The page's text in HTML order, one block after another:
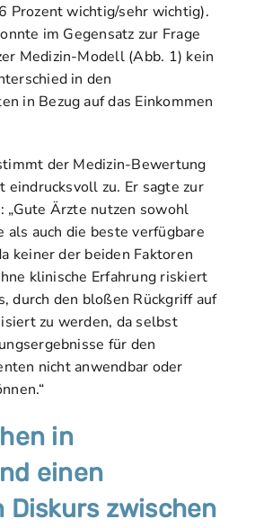
Prozent wichtig/sehr wichtig).
im Gegensatz zur Frage
Medizin-Modell (Abb. 1) kein
in den
in Bezug auf das Einkommen
der Medizin-Bewertung
eindrucksvoll zu. Er sagte zur
„Gute Ärzte nutzen sowohl
als auch die beste verfügbare
keiner der beiden Faktoren
klinische Erfahrung riskiert
durch den bloßen Rückgriff auf
zu werden, da selbst
für den
nicht anwendbar oder
in
einen
Diskurs zwischen